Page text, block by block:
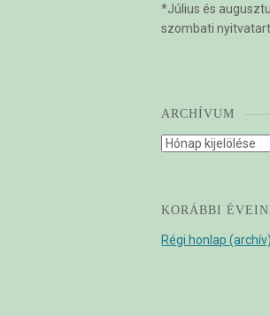
*Július és
szombati
ARCHÍVUM
Archívum
KORÁBBI
Régi honlap (archív)